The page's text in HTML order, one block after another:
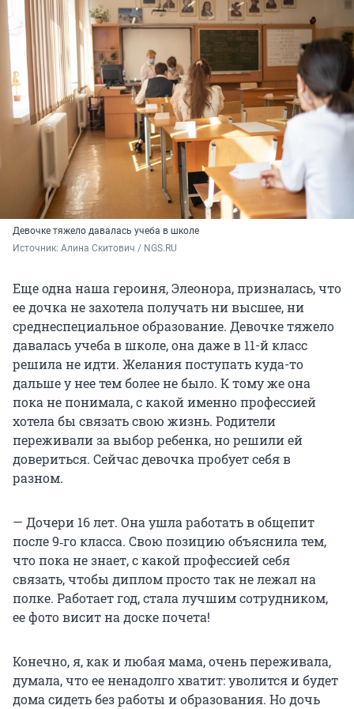
Девочке тяжело давалась учеба в школе
Источник: Алина Скитович / NGS.RU
Еще одна наша героиня, Элеонора, призналась, что
ее дочка не захотела получать ни высшее, ни
среднеспециальное образование. Девочке тяжело
давалась учеба в школе, она даже в 11-й класс
решила не идти. Желания поступать куда-то
дальше у нее тем более не было. К тому же она
пока не понимала, с какой именно профессией
хотела бы связать свою жизнь. Родители
переживали за выбор ребенка, но решили ей
довериться. Сейчас девочка пробует себя в
разном.
— Дочери 16 лет. Она ушла работать в общепит
после 9‑го класса. Свою позицию объяснила тем,
что пока не знает, с какой профессией себя
связать, чтобы диплом просто так не лежал на
полке. Работает год, стала лучшим сотрудником,
ее фото висит на доске почета!
Конечно, я, как и любая мама, очень переживала,
думала, что ее ненадолго хватит: уволится и будет
дома сидеть без работы и образования. Но дочь